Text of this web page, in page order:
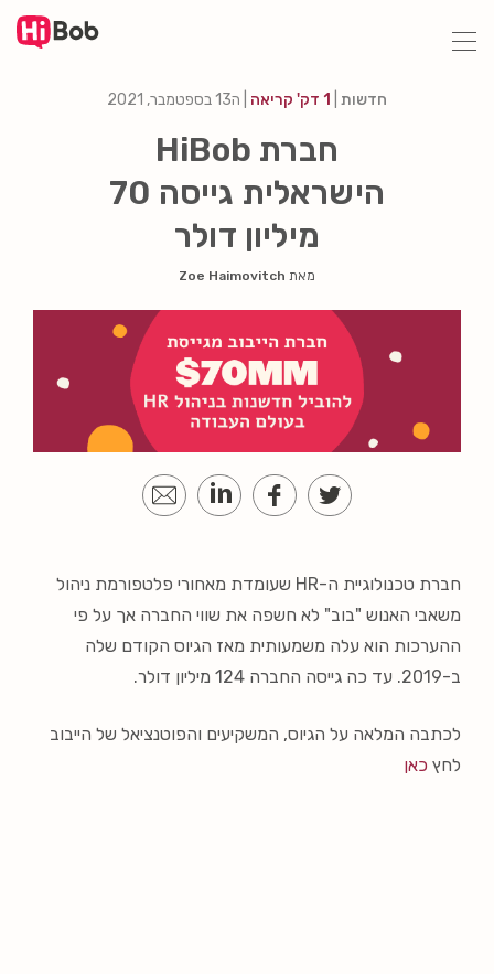
חדשות 1 דק' קריאה ה13 בספטמבר, 2021
חברת HiBob
הישראלית גייסה 70
מיליון דולר
מאת Zoe Haimovitch
חברת טכנולוגיית ה-HR שעומדת מאחורי פלטפורמת ניהול
משאבי האנוש "בוב" לא חשפה את שווי החברה אך על פי
ההערכות הוא עלה משמעותית מאז הגיוס הקודם שלה
ב-2019. עד כה גייסה החברה 124 מיליון דולר.
לכתבה המלאה על הגיוס, המשקיעים והפוטנציאל של הייבוב
לחץ כאן